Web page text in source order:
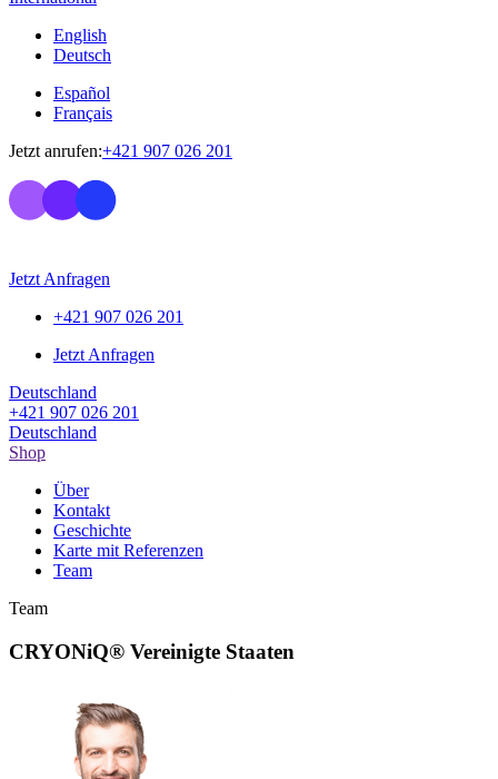
English
Deutsch
Español
Français
Jetzt anrufen:+421 907 026 201
Jetzt Anfragen
+421 907 026 201
Jetzt Anfragen
Deutschland
+421 907 026 201
Deutschland
Shop
Über
Kontakt
Geschichte
Karte mit Referenzen
Team
Team
CRYONiQ® Vereinigte Staaten